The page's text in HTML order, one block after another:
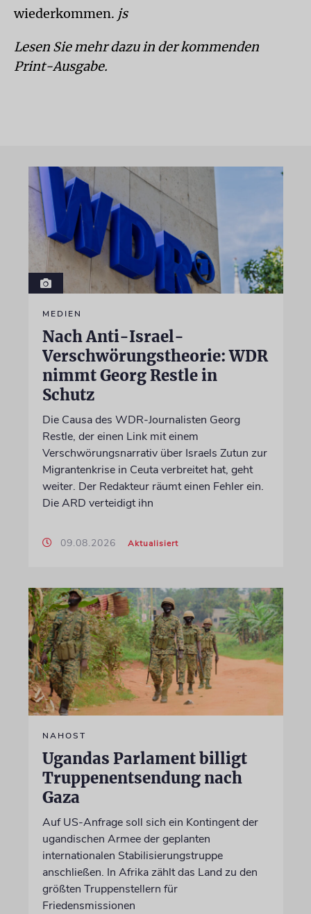
wiederkommen. js
Lesen Sie mehr dazu in der kommenden
Print-Ausgabe.
MEDIEN
Nach Anti-Israel-
Verschwörungstheorie: WDR
nimmt Georg Restle in
Schutz
Die Causa des WDR-Journalisten Georg
Restle, der einen Link mit einem
Verschwörungsnarrativ über Israels Zutun zur
Migrantenkrise in Ceuta verbreitet hat, geht
weiter. Der Redakteur räumt einen Fehler ein.
Die ARD verteidigt ihn
09.08.2026 Aktualisiert
NAHOST
Ugandas Parlament billigt
Truppenentsendung nach
Gaza
Auf US-Anfrage soll sich ein Kontingent der
ugandischen Armee der geplanten
internationalen Stabilisierungstruppe
anschließen. In Afrika zählt das Land zu den
größten Truppenstellern für
Friedensmissionen